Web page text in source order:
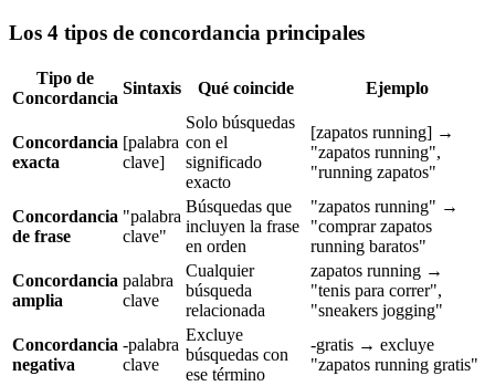
Los 4 tipos de concordancia principales
Tipo de
Concordancia
Sintaxis Qué coincide Ejemplo
Concordancia
exacta
[palabra
clave]
Solo búsquedas
con el
significado
exacto
[zapatos running] →
"zapatos running",
"running zapatos"
Concordancia
de frase
"palabra
clave"
Búsquedas que
incluyen la frase
en orden
"zapatos running" →
"comprar zapatos
running baratos"
Concordancia
amplia
palabra
clave
Cualquier
búsqueda
relacionada
zapatos running →
"tenis para correr",
"sneakers jogging"
Concordancia
negativa
-palabra
clave
Excluye
búsquedas con
ese término
-gratis → excluye
"zapatos running gratis"